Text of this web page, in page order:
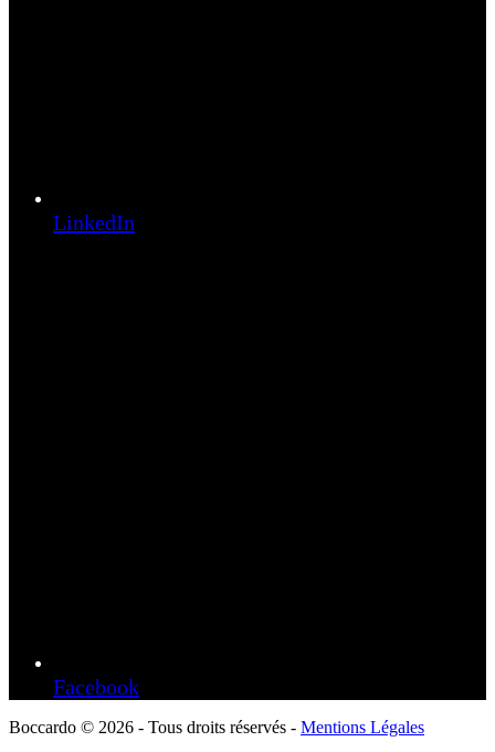
LinkedIn
Facebook
Boccardo © 2026 - Tous droits réservés - Mentions Légales